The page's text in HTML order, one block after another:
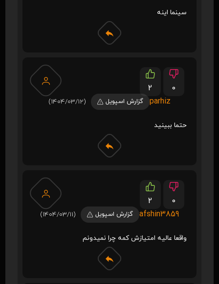
سینما اینه
2
0
parhiz
گزارش اسپویل (1404/03/12)
حتما ببینید
2
0
afshin3859
گزارش اسپویل (1404/03/11)
واقعا عالیه امتیازش کمه چرا نمیدونم